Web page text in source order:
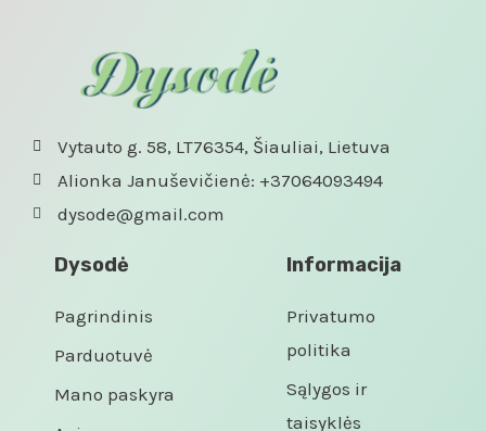
Vytauto g. 58, LT76354, Šiauliai, Lietuva
Alionka Januševičienė: +37064093494
dysode@gmail.com
Dysodė
Pagrindinis
Parduotuvė
Mano paskyra
Informacija
Privatumo
politika
Sąlygos ir
taisyklės